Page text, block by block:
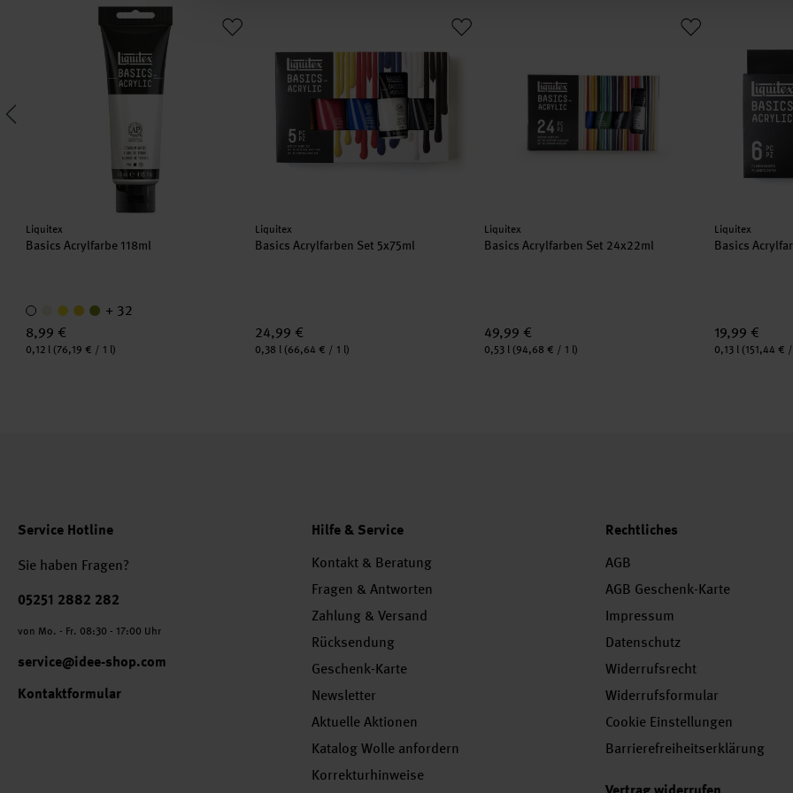
Basics Acrylfarbe 118ml
Hersteller:
Liquitex
Basics Acrylfarbe 118ml
+ 32
8,99 €
Inhalt:
0,12 l (76,19 € / 1 l)
Hersteller:
Liquitex
Basics Acrylfarben Set 5x75ml
24,99 €
Inhalt:
0,38 l (66,64 € / 1 l)
Hersteller:
Liquitex
Basics Acrylfarben Set 24x22ml
49,99 €
Inhalt:
0,53 l (94,68 € / 1 l)
Hersteller:
Liquitex
Basics
19,99 €
Inhalt:
0,13 l (151,44 €
Service Hotline
Sie haben Fragen?
Telefonnummer
05251 2882 282
von Mo. - Fr. 08:30 - 17:00 Uhr
service@idee-shop.com
Kontaktformular
Hilfe & Service
Kontakt & Beratung
Fragen & Antworten
Zahlung & Versand
Rücksendung
Geschenk-Karte
Newsletter
Aktuelle Aktionen
Katalog Wolle anfordern
Korrekturhinweise
Rechtliches
AGB
AGB Geschenk-Karte
Impressum
Datenschutz
Widerrufsrecht
Widerrufsformular
Cookie Einstellungen
Barrierefreiheitserklärung